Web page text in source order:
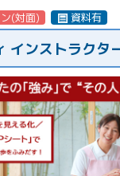
(対面) 資料有
インストラクタ